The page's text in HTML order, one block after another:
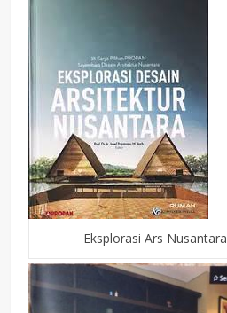
Eksplorasi Ars Nusantara